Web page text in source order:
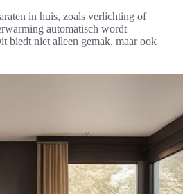
in huis, zoals verlichting of
automatisch wordt
biedt niet alleen gemak, maar ook